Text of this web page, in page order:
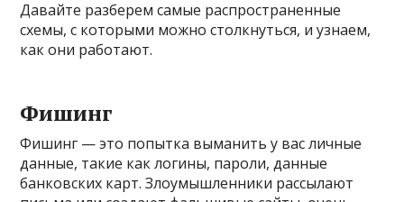
Давайте разберем самые распространенные
схемы, с которыми можно столкнуться, и узнаем,
как они работают.
Фишинг
Фишинг — это попытка выманить у вас личные
данные, такие как логины, пароли, данные
банковских карт. Злоумышленники рассылают